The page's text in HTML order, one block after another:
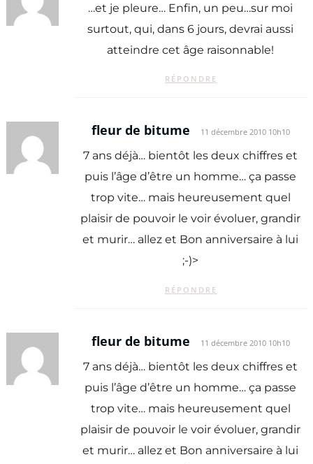
…et je pleure… Enfin, un peu…sur moi
surtout, qui, dans 6 jours, devrai aussi
atteindre cet âge raisonnable!
RÉPONDRE
fleur de bitume 11 décembre 2010 10h10
7 ans déjà… bientôt les deux chiffres et
puis l’âge d’être un homme… ça passe
trop vite… mais heureusement quel
plaisir de pouvoir le voir évoluer, grandir
et murir… allez et Bon anniversaire à lui
;-)>
RÉPONDRE
fleur de bitume 11 décembre 2010 10h10
7 ans déjà… bientôt les deux chiffres et
puis l’âge d’être un homme… ça passe
trop vite… mais heureusement quel
plaisir de pouvoir le voir évoluer, grandir
et murir… allez et Bon anniversaire à lui